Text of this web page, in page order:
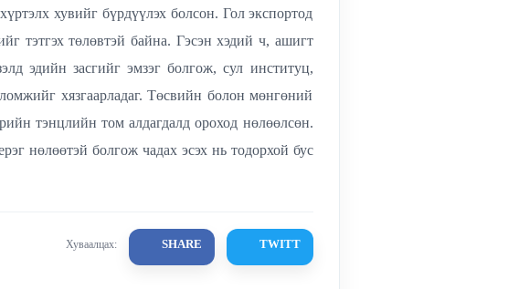
хувийг бүрдүүлэх болсон. Гол экспортод
тэтгэх төлөвтэй байна. Гэсэн хэдий ч, ашигт
эдийн засгийг эмзэг болгож, сул институц,
хязгаарладаг. Төсвийн болон мөнгөний
тэнцлийн том алдагдалд ороход нөлөөлсөн.
нөлөөтэй болгож чадах эсэх нь тодорхой бус
Хуваалцах: SHARE TWITT